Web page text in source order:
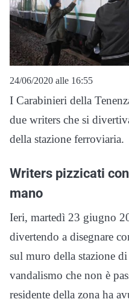
24/06/2020 alle 16:55
I Carabinieri della
due writers che si
della stazione ferroviaria.
Writers pizzicati
mano
Ieri, martedì 23 giugno
divertendo a disegnare
sul muro della stazione
vandalismo che non è
residente della zona ha